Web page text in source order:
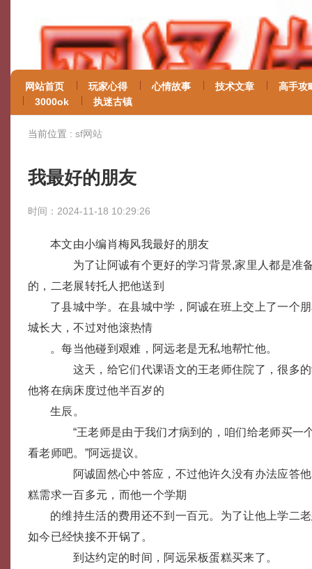
网站首页 玩家心得 心情故事 技术文章
高手攻
3000ok
执迷古镇
当前位置 : sf网站
我最好的朋友
时间：2024-11-18 10:29:26
本文由小编肖梅风我最好的朋友
为了让阿诚有个更好的学习背景,家里人都是准
的，二老展转托人把他送到
了县城中学。在县城中学，阿诚在班上交上了一个
城长大，不过对他滚热情
。每当他碰到艰难，阿远老是无私地帮忙他。
这天，给它们代课语文的王老师住院了，很多的
他将在病床度过他半百岁的
生辰。
“王老师是由于我们才病到的，咱们给老师买一
看老师吧。”阿远提议。
阿诚固然心中答应，不过他许久没有办法应答他
糕需求一百多元，而他一个学期
的维持生活的费用还不到一百元。为了让他上学二
如今已经快接不开锅了。
到达约定的时间，阿远呆板蛋糕买来了。